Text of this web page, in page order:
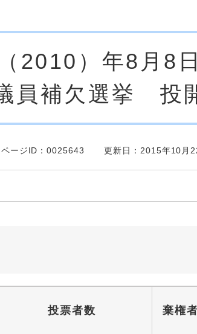
2010）年8月8
員補欠選挙 投
ページID：0025643 更新日：2015年10月
投票者数 棄権